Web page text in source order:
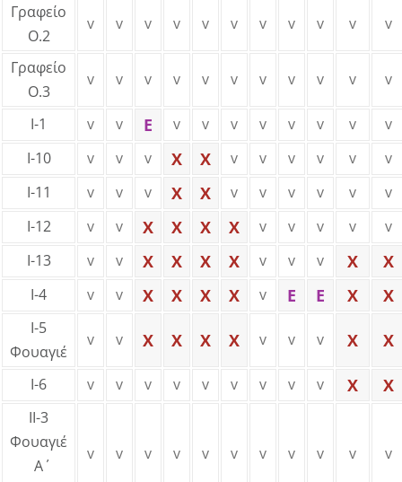
ΑΊΤΗΣΗ – ΚΑΝΟΝΙΣΜΌΣ
Γραφείο
Ο.2
v v v v v v v v v v v
Γραφείο
Ο.3
v v v v v v v v v v v
Ι-1 v v E v v v v v v v
v
Ι-10
v v v X X v v v v v
v
Ι-11
v v v X X v v v v v
v
Ι-12
v v X X X X v v v v
v
Ι-13
v v X X X X v v v X X
Ι-4 v v X X X X v E E X X
Ι-5
Φουαγιέ
v v X X X X v v v X X
Ι-6 v v v v v v v v v X X
ΙΙ-3
Φουαγιέ
Α΄
v v v v v v v v v v v